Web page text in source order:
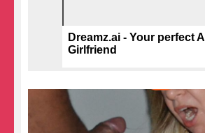
Dreamz.ai - Your perfect AI
Girlfriend